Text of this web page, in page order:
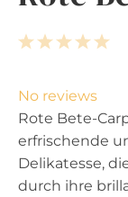
5
a
r
s
4
t
a
r
s
3
t
a
r
s
2
t
a
r
s
1
t
a
r
No reviews
Rote Bete-
erfrischende
Delikatesse,
durch ihre